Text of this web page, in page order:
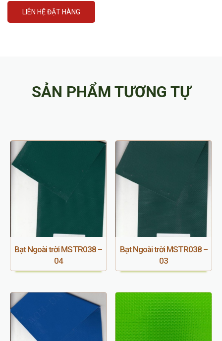
LIÊN HỆ ĐẶT HÀNG
SẢN PHẨM TƯƠNG TỰ
Bạt Ngoài trời MSTR038 –
04
Bạt Ngoài trời MSTR038 –
03